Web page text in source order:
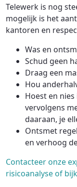
Telewerk is nog
mogelijk is het
kantoren en
Was en
Schud geen
Draag een
Hou
Hoest en
vervolgens
daaraan, je
Ontsmet
en verhoog
Contacteer onze
risicoanalyse of